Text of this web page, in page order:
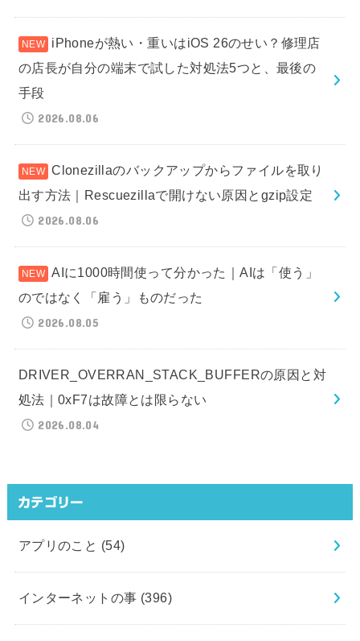
iPhoneが熱い・重いはiOS 26のせい？修理店
の店長が自分の端末で試した対処法5つと、最後の
手段
2026.08.06
Clonezillaのバックアップからファイルを取り
出す方法｜Rescuezillaで開けない原因とgzip設定
2026.08.06
AIに1000時間使って分かった｜AIは「使う」
のではなく「雇う」ものだった
2026.08.05
DRIVER_OVERRAN_STACK_BUFFERの原因と対
処法｜0xF7は故障とは限らない
2026.08.04
カテゴリー
アプリのこと (54)
インターネットの事 (396)